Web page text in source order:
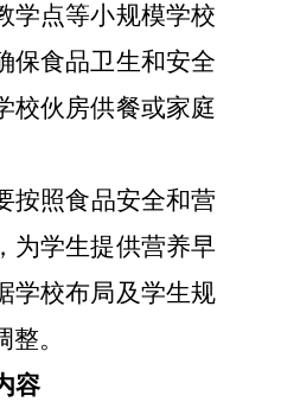
学点等小规模学校
保食品卫生和安全
校伙房供餐或家庭
按照食品安全和营
为学生提供营养早
学校布局及学生规
。
容